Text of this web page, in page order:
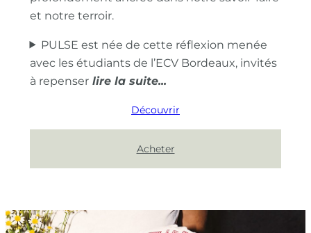
et notre terroir.
PULSE est née de cette réflexion menée
avec les étudiants de l’ECV Bordeaux, invités
à repenser
Découvrir
Acheter